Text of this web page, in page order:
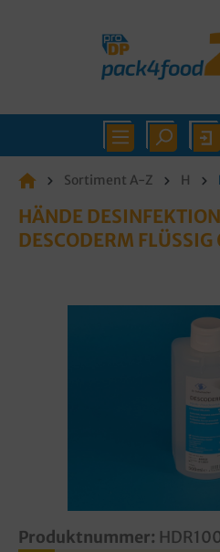
Sortiment A-Z H
HÄNDE
DESCODERM
Produktnummer: